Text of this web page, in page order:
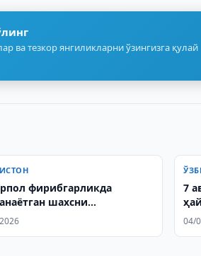
ва тезкор янгиликларни ўзингизга қулай
фирибгарликда
шахсни
қайтарди
7
04/